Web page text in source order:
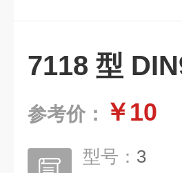
7118 型
参考价： ￥10
型号： 3